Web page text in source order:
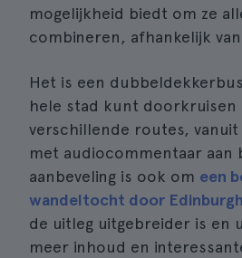
mogelijkheid biedt om ze
combineren, afhankelijk
Het is een
hele stad kunt doorkruisen
verschillende routes,
met audiocommentaar aan
aanbeveling is ook om een
wandeltocht door
de uitleg uitgebreider is en
meer inhoud en